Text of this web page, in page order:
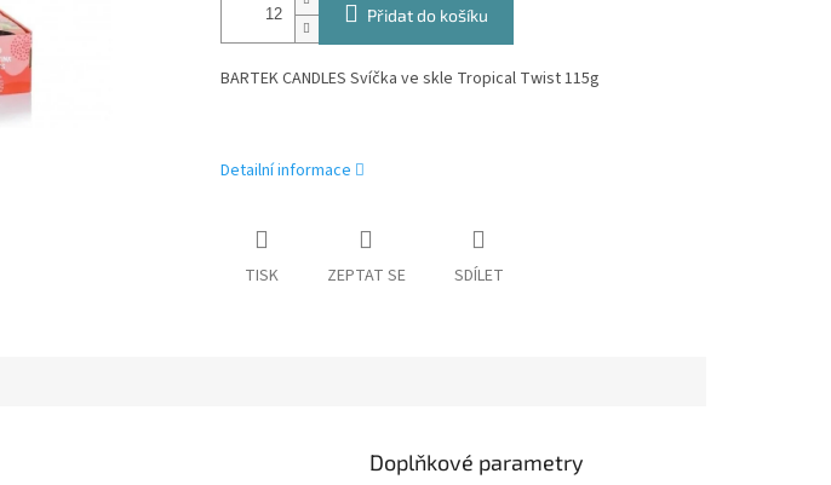
Přidat do košíku
BARTEK CANDLES Svíčka ve skle Tropical Twist 115g
Detailní informace
TISK ZEPTAT SE SDÍLET
Doplňkové parametry